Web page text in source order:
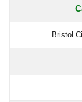
Bristol